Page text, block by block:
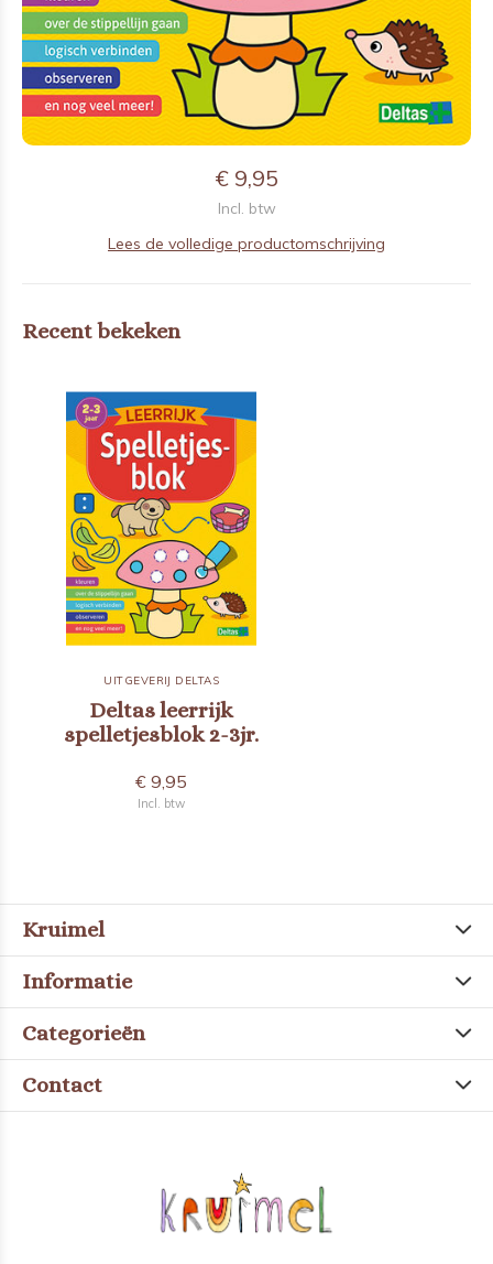
€ 9,95
Incl. btw
Lees de volledige productomschrijving
Recent bekeken
UITGEVERIJ DELTAS
Deltas leerrijk
spelletjesblok 2-3jr.
€ 9,95
Incl. btw
Kruimel
Informatie
Categorieën
Contact